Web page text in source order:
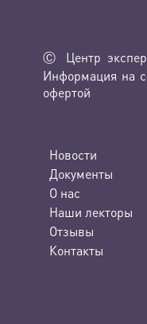
Ⓒ Центр
Информация на
офертой
Новости
Документы
О нас
Наши лекторы
Отзывы
Контакты